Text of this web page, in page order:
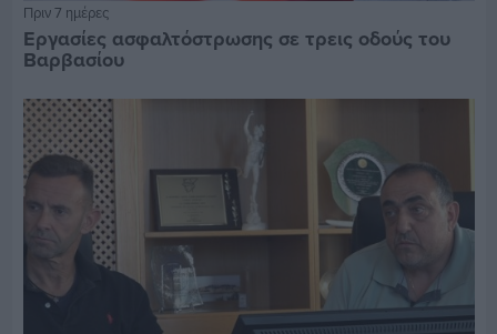
Πριν 7 ημέρες
Εργασίες ασφαλτόστρωσης σε τρεις οδούς του
Βαρβασίου